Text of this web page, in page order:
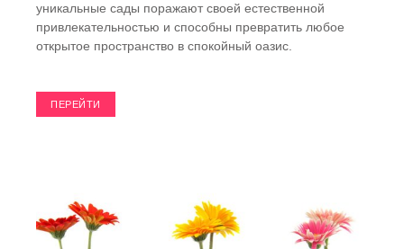
уникальные сады поражают своей естественной
привлекательностью и способны превратить любое
открытое пространство в спокойный оазис.
ПЕРЕЙТИ